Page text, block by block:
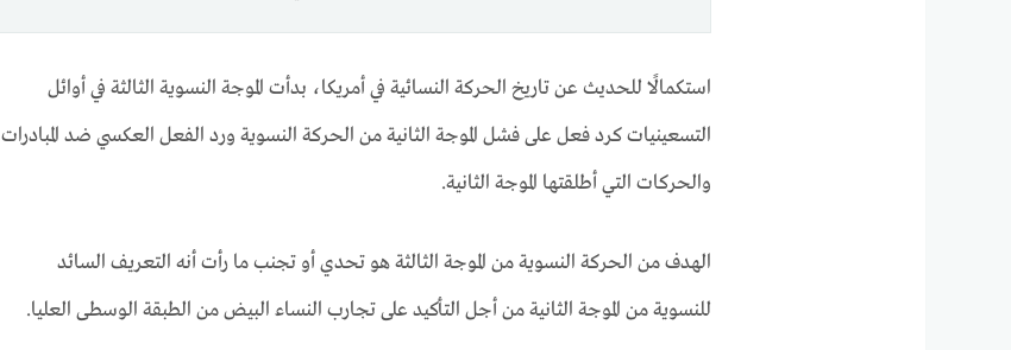
استكمالًا للحديث عن تاريخ الحركة النسائية في أمريكا، بدأت الموجة النسوية الثالثة في أوائل
التسعينيات كرد فعل على فشل الموجة الثانية من الحركة النسوية ورد الفعل العكسي ضد المبادرات
والحركات التي أطلقتها الموجة الثانية.
الهدف من الحركة النسوية من الموجة الثالثة هو تحدي أو تجنب ما رأت أنه التعريف السائد
للنسوية من الموجة الثانية من أجل التأكيد على تجارب النساء البيض من الطبقة الوسطى العليا.